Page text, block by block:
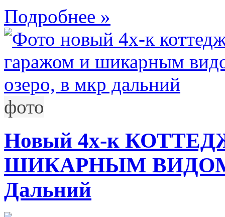
Подробнее »
фото
Новый 4х-к
ШИКАРНЫМ ВИДОМ
Дальний